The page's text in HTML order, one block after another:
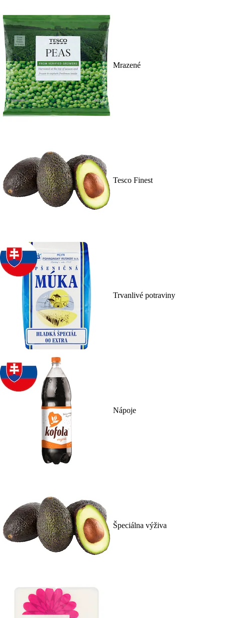
Mrazené
Tesco Finest
Trvanlivé potraviny
Nápoje
Špeciálna výživa